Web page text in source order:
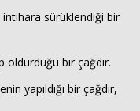
intihara sürüklendiği bir
bir çağdır.
bir çağdır,